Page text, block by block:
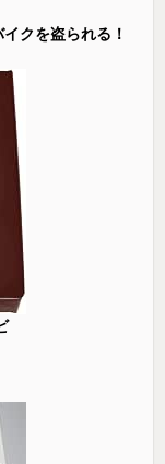
クを盗られる！